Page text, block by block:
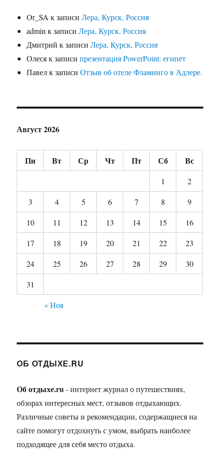
Or_SA к записиЛера, Курск, Россия
admin к записиЛера, Курск, Россия
Дмитрий к записиЛера, Курск, Россия
Олесяк записипрезентация PowerPoint: египет
Павелк записиОтзыв об отеле Фламинго в Адлере.
Август 2026
Пн Вт Ср Чт Пт Сб Вс
1
2
3
4 5 6 7 8
9
10
11 12 13 14 15
16
17
18 19 20 21 22
23
24
25 26 27 28 29
30
31
« Ноя
ОБ ОТДЫХЕ.RU
Об отдыхе.ru- интернет журнал о путешествиях,
обзорах интересных мест, отзывов отдыхающих.
Различные советы и рекомендации, содержащиеся на
сайте помогут отдохнуть с умом, выбрать наиболее
подходящее для себя место отдыха.